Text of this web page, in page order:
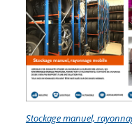
Stockage manuel,